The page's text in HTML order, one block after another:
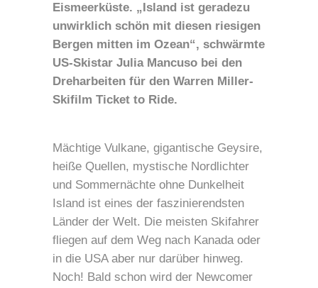
Eismeerküste. „Island ist geradezu
unwirklich schön mit diesen riesigen
Bergen mitten im Ozean“, schwärmte
US-Skistar Julia Mancuso bei den
Dreharbeiten für den Warren Miller-
Skifilm Ticket to Ride.
Mächtige Vulkane, gigantische Geysire,
heiße Quellen, mystische Nordlichter
und Sommernächte ohne Dunkelheit 
Island ist eines der faszinierendsten
Länder der Welt. Die meisten Skifahrer
fliegen auf dem Weg nach Kanada oder
in die USA aber nur darüber hinweg.
Noch! Bald schon wird der Newcomer